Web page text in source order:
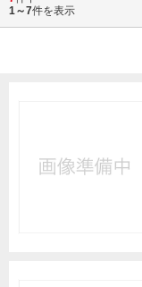
1～7件を表示